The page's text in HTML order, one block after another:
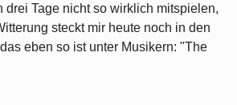
drei Tage nicht so wirklich mitspielen,
steckt mir heute noch in den
eben so ist unter Musikern: "The